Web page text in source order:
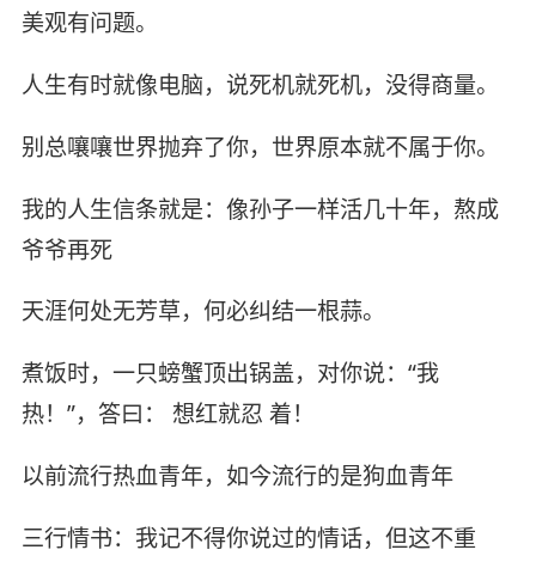
美观有问题。
人生有时就像电脑，说死机就死机，没得商量。
别总嚷嚷世界抛弃了你，世界原本就不属于你。
我的人生信条就是：像孙子一样活几十年，熬成
爷爷再死
天涯何处无芳草，何必纠结一根蒜。
煮饭时，一只螃蟹顶出锅盖，对你说：“我
热！”，答曰： 想红就忍 着！
以前流行热血青年，如今流行的是狗血青年
三行情书：我记不得你说过的情话，但这不重